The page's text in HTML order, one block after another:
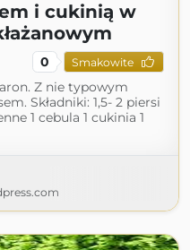
i cukinią w
0 Smakowite
Z nie typowym
Składniki: 1,5- 2 piersi
1 cebula 1 cukinia 1